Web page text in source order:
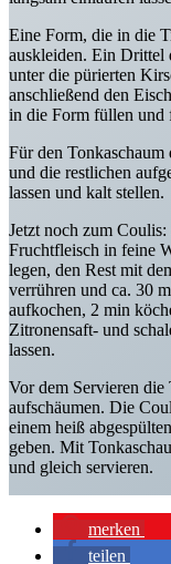
Eine Form, die in die
auskleiden. Ein Drittel
unter die pürierten
anschließend den
in die Form füllen und
Für den
und die restlichen
lassen und kalt stellen.
Jetzt noch zum
Fruchtfleisch in feine
legen, den Rest mit
verrühren und ca. 30
aufkochen, 2 min
Zitronensaft- und
lassen.
Vor dem Servieren die
aufschäumen. Die
einem heiß
geben. Mit
und gleich servieren.
merken
teilen